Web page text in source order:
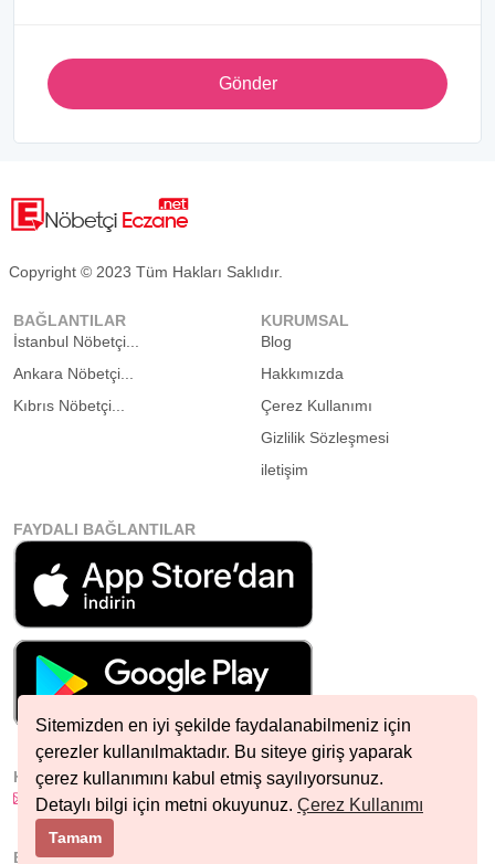
Sitemizden en iyi şekilde faydalanabilmeniz için
çerezler kullanılmaktadır. Bu siteye giriş yaparak
çerez kullanımını kabul etmiş sayılıyorsunuz.
Detaylı bilgi için metni okuyunuz. Çerez Kullanımı
Tamam
Gönder
Copyright © 2023 Tüm Hakları Saklıdır.
BAĞLANTILAR
İstanbul Nöbetçi...
Ankara Nöbetçi...
Kıbrıs Nöbetçi...
KURUMSAL
Blog
Hakkımızda
Çerez Kullanımı
Gizlilik Sözleşmesi
iletişim
FAYDALI BAĞLANTILAR
HIZLI İLETIŞIM
info@nobetcieczane.net
BIZI TAKIP EDIN